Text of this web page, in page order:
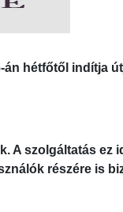
án hétfőtől indítja
A szolgáltatás ez
részére is